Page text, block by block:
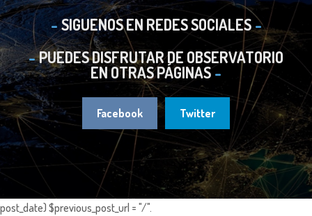
SIGUENOS EN REDES SOCIALES
PUEDES DISFRUTAR DE OBSERVATORIO
EN OTRAS PÁGINAS
Facebook Twitter
post_date) $previous_post_url = "/".